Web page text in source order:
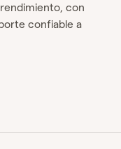
con
confiable a